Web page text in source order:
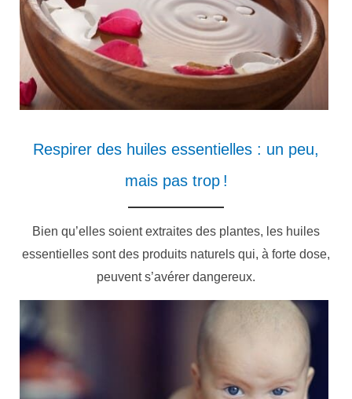
Respirer des huiles essentielles : un peu,
mais pas trop !
Bien qu’elles soient extraites des plantes, les huiles
essentielles sont des produits naturels qui, à forte dose,
peuvent s’avérer dangereux.